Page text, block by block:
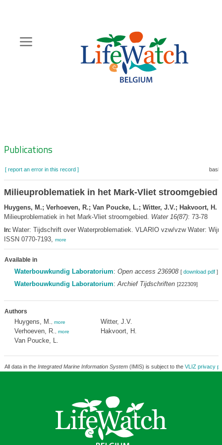
content
Zoeknavigatie
Publications
[ report an error in this record ]
Milieuproblematiek in het Mark-Vliet stroomgebied
Huygens, M.; Verhoeven, R.; Van Poucke, L.; Witter, J.V.; Hakvoort, H.
Milieuproblematiek in het Mark-Vliet stroomgebied. Water 16(87): 73-78
In: Water: Tijdschrift over Waterproblematiek. VLARIO vzw/vzw Water:
ISSN 0770-7193, more
Available in
Waterbouwkundig Laboratorium: Open access 236908 [ download pdf]
Waterbouwkundig Laboratorium:Archief Tijdschriften [222309]
Authors
Huygens, M. more
Verhoeven, R. more
Van Poucke, L.
Witter, J.V.
Hakvoort, H.
All data in the Integrated Marine Information System(IMIS) is subject to the VLIZ privacy